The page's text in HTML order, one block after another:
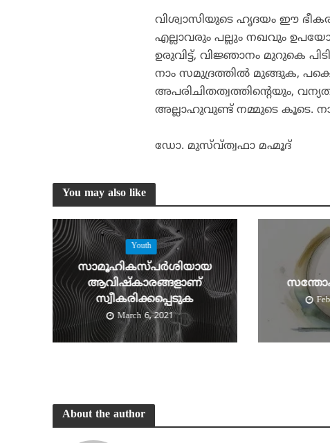
വിശ്വാസിയുടെ ഹൃദയം ഈ
എല്ലാവരും പല്ലും നഖവും
ഉരുവിട്ട്, വിജ്ഞാനം മുറുകെ
നാം സമുദ്രത്തില്‍ മുങ്ങുക,
അപരിചിതത്വത്തിന്റെയും,
അല്ലാഹുവുണ്ട് നമ്മുടെ കൂടെ.
ഡോ. മുസ്വ്ത്വഫാ മഹ്മൂദ്
You may also like
Youth
സാമൂഹികസ്പര്‍ശിയായ
ആവിഷ്‌കാരങ്ങളാണ്
സ്വീകരിക്കപ്പെടുക
March 6, 2021
About the author